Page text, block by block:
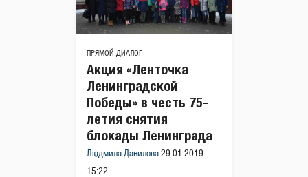
ПРЯМОЙ ДИАЛОГ
Акция «Ленточка
Ленинградской
Победы» в честь 75-
летия снятия
блокады Ленинграда
Людмила Данилова 29.01.2019
15:22